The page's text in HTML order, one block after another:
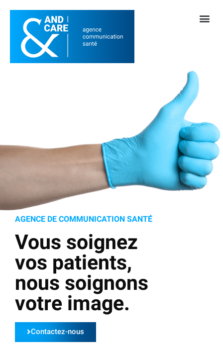
AGENCE DE COMMUNICATION SANTÉ
Vous soignez
vos patients,
nous soignons
votre image.
Contactez-nous